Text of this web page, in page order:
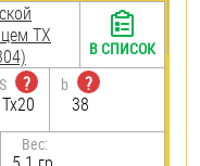
TX
S
?
Tx20
b
?
38
Вес:
В СПИСОК